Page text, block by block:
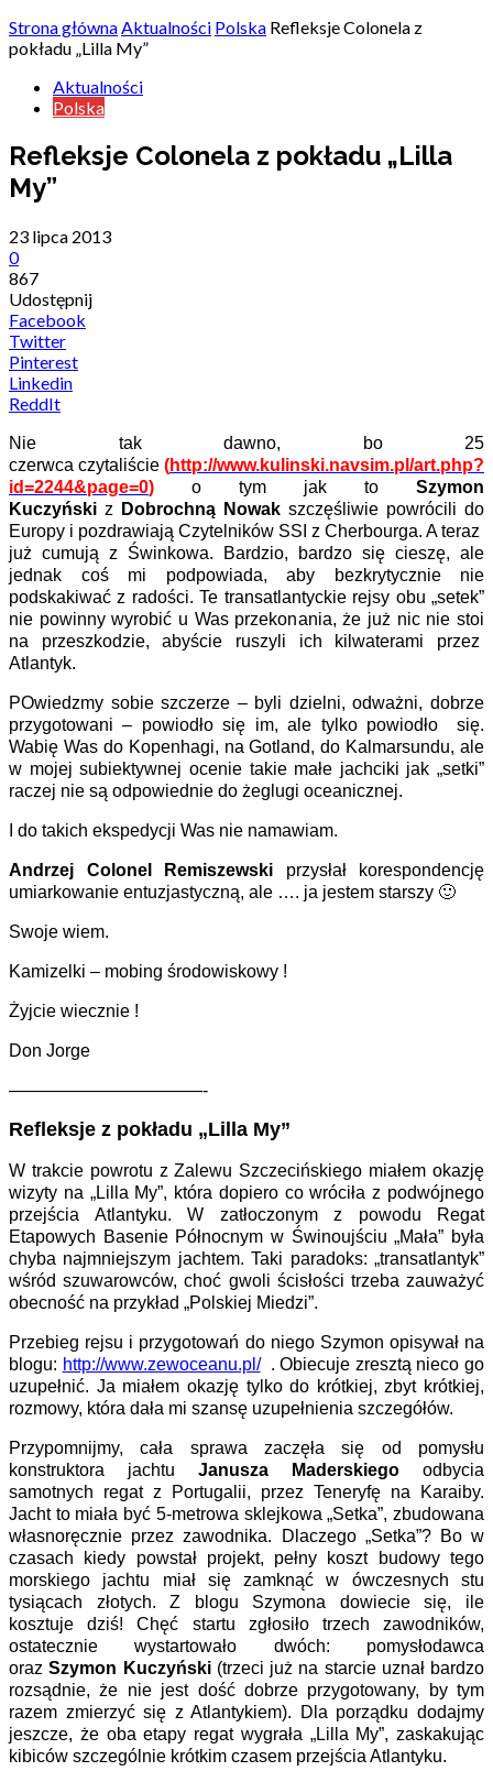
Strona głównaAktualności Polska Refleksje Colonela z
pokładu „Lilla My”
Aktualności
Polska
Refleksje Colonela z pokładu „Lilla
My”
23 lipca 2013
0
867
Udostępnij
Facebook
Twitter
Pinterest
Linkedin
ReddIt
Nie tak dawno, bo 25
czerwca czytaliście (http://www.kulinski.navsim.pl/art.php?
id=2244&page=0) o tym jak to Szymon
Kuczyński z Dobrochną Nowak szczęśliwie powrócili do
Europy i pozdrawiają Czytelników SSI z Cherbourga. A teraz
już cumują z Świnkowa. Bardzio, bardzo się cieszę, ale
jednak coś mi podpowiada, aby bezkrytycznie nie
podskakiwać z radości. Te transatlantyckie rejsy obu „setek”
nie powinny wyrobić u Was przekonania, że już nic nie stoi
na przeszkodzie, abyście ruszyli ich kilwaterami przez
Atlantyk.
POwiedzmy sobie szczerze – byli dzielni, odważni, dobrze
przygotowani – powiodło się im, ale tylko powiodło się.
Wabię Was do Kopenhagi, na Gotland, do Kalmarsundu, ale
w mojej subiektywnej ocenie takie małe jachciki jak „setki”
raczej nie są odpowiednie do żeglugi oceanicznej.
I do takich ekspedycji Was nie namawiam.
Andrzej Colonel Remiszewski przysłał korespondencję
umiarkowanie entuzjastyczną, ale …. ja jestem starszy 🙂
Swoje wiem.
Kamizelki – mobing środowiskowy !
Żyjcie wiecznie !
Don Jorge
———————————-
Refleksje z pokładu „Lilla My”
W trakcie powrotu z Zalewu Szczecińskiego miałem okazję
wizyty na „Lilla My”, która dopiero co wróciła z podwójnego
przejścia Atlantyku. W zatłoczonym z powodu Regat
Etapowych Basenie Północnym w Świnoujściu „Mała” była
chyba najmniejszym jachtem. Taki paradoks: „transatlantyk”
wśród szuwarowców, choć gwoli ścisłości trzeba zauważyć
obecność na przykład „Polskiej Miedzi”.
Przebieg rejsu i przygotowań do niego Szymon opisywał na
blogu: http://www.zewoceanu.pl/. Obiecuje zresztą nieco go
uzupełnić. Ja miałem okazję tylko do krótkiej, zbyt krótkiej,
rozmowy, która dała mi szansę uzupełnienia szczegółów.
Przypomnijmy, cała sprawa zaczęła się od pomysłu
konstruktora jachtu Janusza Maderskiego odbycia
samotnych regat z Portugalii, przez Teneryfę na Karaiby.
Jacht to miała być 5-metrowa sklejkowa „Setka”, zbudowana
własnoręcznie przez zawodnika. Dlaczego „Setka”? Bo w
czasach kiedy powstał projekt, pełny koszt budowy tego
morskiego jachtu miał się zamknąć w ówczesnych stu
tysiącach złotych. Z blogu Szymona dowiecie się, ile
kosztuje dziś! Chęć startu zgłosiło trzech zawodników,
ostatecznie wystartowało dwóch: pomysłodawca
orazSzymon Kuczyński(trzeci już na starcie uznał bardzo
rozsądnie, że nie jest dość dobrze przygotowany, by tym
razem zmierzyć się z Atlantykiem). Dla porządku dodajmy
jeszcze, że oba etapy regat wygrała „Lilla My”, zaskakując
kibiców szczególnie krótkim czasem przejścia Atlantyku.